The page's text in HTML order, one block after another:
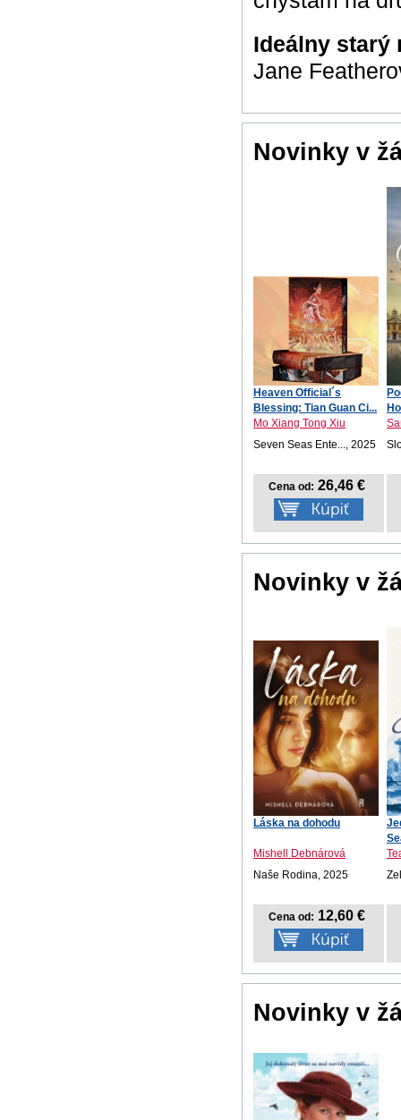
Ideálny starý
Jane
Novinky v
Heaven Official´s
Blessing: Tian Guan Ci...
Mo Xiang Tong Xiu
Seven Seas Ente..., 2025
Cena od: 26,46 €
Novinky v
Láska na dohodu
Mishell Debnárová
Naše Rodina, 2025
Cena od: 12,60 €
Novinky v